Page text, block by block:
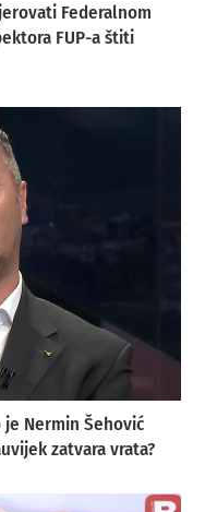
Federalnom
FUP-a štiti
je Nermin Šehović
zatvara vrata?